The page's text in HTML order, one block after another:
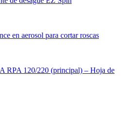
en aerosol para cortar roscas
RPA 120/220 (principal) – Hoja de